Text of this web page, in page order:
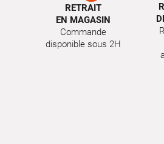
RETRAIT
EN MAGASIN
Commande
disponible sous 2H